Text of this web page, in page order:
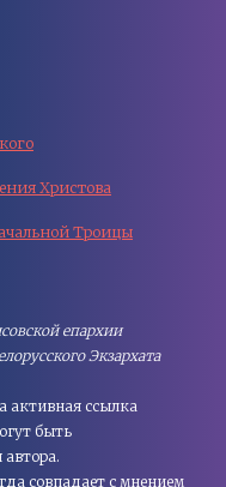
Христова
Троицы
епархии
Экзархата
активная cсылка
быть
совпадает с мнением